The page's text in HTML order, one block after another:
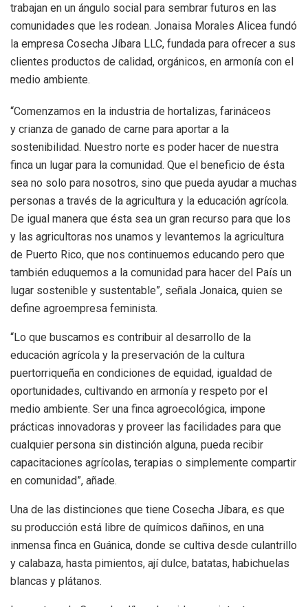
trabajan en un ángulo social para sembrar futuros en las
comunidades que les rodean. Jonaisa Morales Alicea fundó
la empresa Cosecha Jíbara LLC, fundada para ofrecer a sus
clientes productos de calidad, orgánicos, en armonía con el
medio ambiente.
“Comenzamos en la industria de hortalizas, farináceos
y crianza de ganado de carne para aportar a la
sostenibilidad. Nuestro norte es poder hacer de nuestra
finca un lugar para la comunidad. Que el beneficio de ésta
sea no solo para nosotros, sino que pueda ayudar a muchas
personas a través de la agricultura y la educación agrícola.
De igual manera que ésta sea un gran recurso para que los
y las agricultoras nos unamos y levantemos la agricultura
de Puerto Rico, que nos continuemos educando pero que
también eduquemos a la comunidad para hacer del País un
lugar sostenible y sustentable”, señala Jonaica, quien se
define agroempresa feminista.
“Lo que buscamos es contribuir al desarrollo de la
educación agrícola y la preservación de la cultura
puertorriqueña en condiciones de equidad, igualdad de
oportunidades, cultivando en armonía y respeto por el
medio ambiente. Ser una finca agroecológica, impone
prácticas innovadoras y proveer las facilidades para que
cualquier persona sin distinción alguna, pueda recibir
capacitaciones agrícolas, terapias o simplemente compartir
en comunidad”, añade.
Una de las distinciones que tiene Cosecha Jíbara, es que
su producción está libre de químicos dañinos, en una
inmensa finca en Guánica, donde se cultiva desde culantrillo
y calabaza, hasta pimientos, ají dulce, batatas, habichuelas
blancas y plátanos.